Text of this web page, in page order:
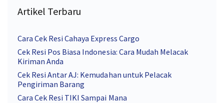
Artikel Terbaru
Cara Cek Resi Cahaya Express Cargo
Cek Resi Pos Biasa Indonesia: Cara Mudah Melacak
Kiriman Anda
Cek Resi Antar AJ: Kemudahan untuk Pelacak
Pengiriman Barang
Cara Cek Resi TIKI Sampai Mana